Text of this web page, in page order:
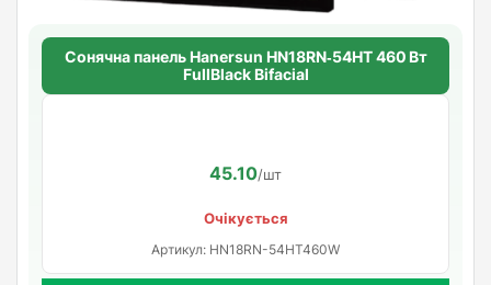
Сонячна панель Hanersun HN18RN‑54HT 460 Вт
FullBlack Bifacial
45.10/шт
Очікується
Артикул: HN18RN-54HT460W